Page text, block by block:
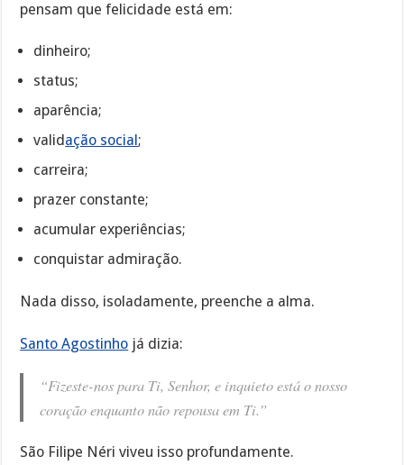
pensam que felicidade está em:
dinheiro;
status;
aparência;
validação social;
carreira;
prazer constante;
acumular experiências;
conquistar admiração.
Nada disso, isoladamente, preenche a alma.
Santo Agostinho já dizia:
“Fizeste-nos para Ti, Senhor, e inquieto está o nosso
coração enquanto não repousa em Ti.”
São Filipe Néri viveu isso profundamente.